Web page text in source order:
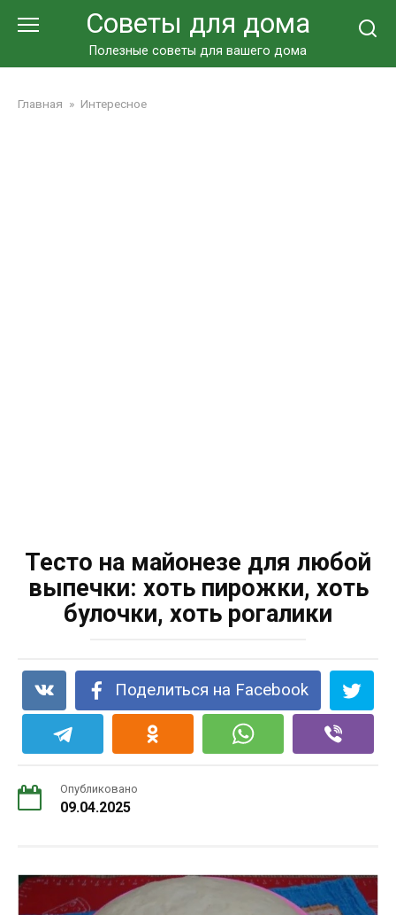
Советы для дома
Полезные советы для вашего дома
Главная » Интересное
Тесто на майонезе для любой
выпечки: хоть пирожки, хоть
булочки, хоть рогалики
Поделиться на Facebook
Опубликовано
09.04.2025